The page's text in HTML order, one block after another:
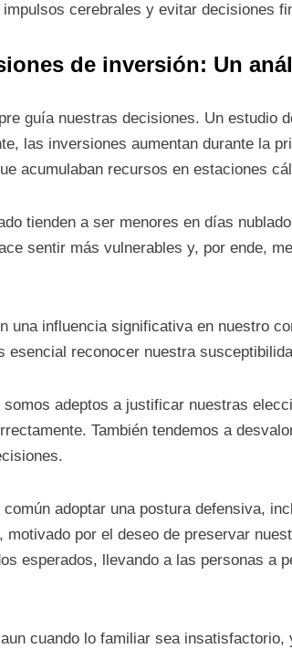
cerebrales y evitar decisiones
de inversión: Un
guía nuestras decisiones. Un estudio
las inversiones aumentan durante la
acumulaban recursos en estaciones
tienden a ser menores en días
sentir más vulnerables y, por ende,
influencia significativa en nuestro
reconocer nuestra
adeptos a justificar nuestras
También tendemos a
adoptar una postura defensiva,
por el deseo de preservar
esperados, llevando a las personas a
cuando lo familiar sea insatisfactorio,